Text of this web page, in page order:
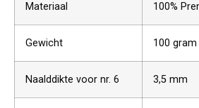
Materiaal 100%
Gewicht 100 gram
Naalddikte voor nr. 6 3,5 mm